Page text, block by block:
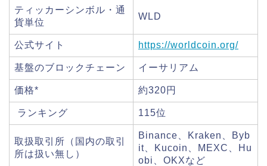
ティッカーシンボル・通
貨単位
WLD
公式サイト https://worldcoin.org/
基盤のブロックチェーン イーサリアム
価格* 約320円
ランキング 115位
取扱取引所（国内の取引
所は扱い無し）
Binance、Kraken、Byb
it、Kucoin、MEXC、Hu
obi、OKXなど